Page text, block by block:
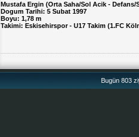
Mustafa Ergin (Orta Saha/Sol Acik - Defans/
Dogum Tarihi: 5 Subat 1997
Boyu: 1,78 m
Takimi: Eskisehirspor - U17 Takim (1.FC
Bugün 803